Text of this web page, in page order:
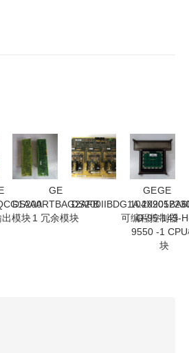
模块
GE
DS200RTBAG2AFB
1 冗余模块
GE
可编程控制器
GE
G-95-149-
9550 -1
块